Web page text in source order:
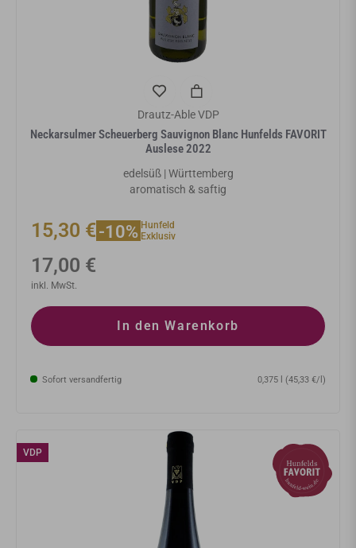
Drautz-Able VDP
Neckarsulmer Scheuerberg Sauvignon Blanc Hunfelds FAVORIT
Auslese 2022
edelsüß | Württemberg
aromatisch & saftig
15,30 €-10% Hunfeld
Exklusiv
Normaler
Preis
17,00 €
inkl. MwSt.
In den Warenkorb
Sofort versandfertig 0,375 l (45,33 €/l)
VDP